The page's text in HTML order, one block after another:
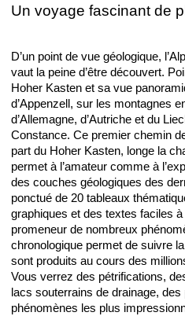
Un voyage fascinant de
D’un point de vue géologique,
vaut la peine d’être découvert.
Hoher Kasten et sa vue
d’Appenzell, sur les montagnes
d’Allemagne, d’Autriche et du
Constance. Ce premier chemin
part du Hoher Kasten, longe la
permet à l’amateur comme à
des couches géologiques des
ponctué de 20 tableaux
graphiques et des textes faciles
promeneur de nombreux
chronologique permet de suivre
sont produits au cours des
Vous verrez des pétrifications,
lacs souterrains de drainage,
phénomènes les plus